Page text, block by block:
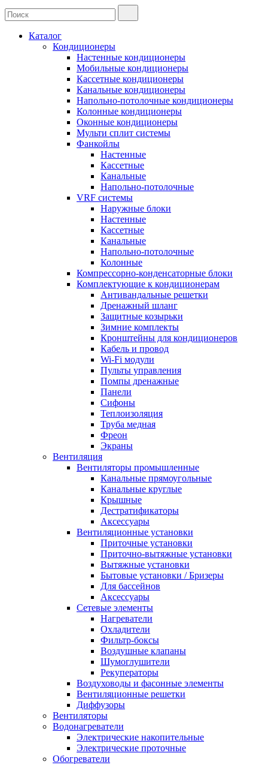
Каталог
Кондиционеры
Настенные кондиционеры
Мобильные кондиционеры
Кассетные кондиционеры
Канальные кондиционеры
Напольно-потолочные кондиционеры
Колонные кондиционеры
Оконные кондиционеры
Мульти сплит системы
Фанкойлы
Настенные
Кассетные
Канальные
Напольно-потолочные
VRF системы
Наружные блоки
Настенные
Кассетные
Канальные
Напольно-потолочные
Колонные
Компрессорно-конденсаторные блоки
Комплектующие к кондиционерам
Антивандальные решетки
Дренажный шланг
Защитные козырьки
Зимние комплекты
Кронштейны для кондиционеров
Кабель и провод
Wi-Fi модули
Пульты управления
Помпы дренажные
Панели
Сифоны
Теплоизоляция
Труба медная
Фреон
Экраны
Вентиляция
Вентиляторы промышленные
Канальные прямоугольные
Канальные круглые
Крышные
Дестратификаторы
Аксессуары
Вентиляционные установки
Приточные установки
Приточно-вытяжные установки
Вытяжные установки
Бытовые установки / Бризеры
Для бассейнов
Аксессуары
Сетевые элементы
Нагреватели
Охладители
Фильтр-боксы
Воздушные клапаны
Шумоглушители
Рекуператоры
Воздуховоды и фасонные элементы
Вентиляционные решетки
Диффузоры
Вентиляторы
Водонагреватели
Электрические накопительные
Электрические проточные
Обогреватели